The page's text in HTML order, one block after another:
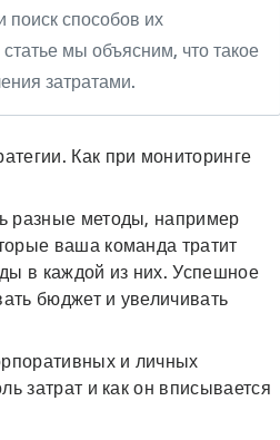
поиск способов их
мы объясним, что такое
затратами.
Как при мониторинге
разные методы, например
ваша команда тратит
в каждой из них. Успешное
бюджет и увеличивать
и личных
затрат и как он вписывается